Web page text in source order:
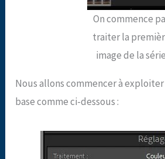
On commence
traiter la
image de la série
Nous allons commencer à
base comme ci-dessous :